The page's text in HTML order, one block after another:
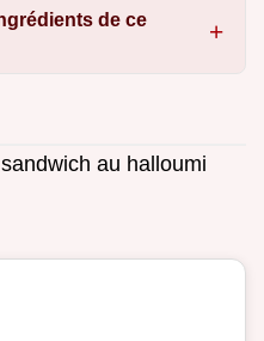
de ce
sandwich au halloumi